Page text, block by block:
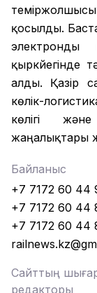
қосылды.
қыркүйегінде
алды. Қазір
көлік-
көлігі
жаңалықтары
Байланыс
+7 7172 60 44
+7 7172 60 44
+7 7172 60 44
Сайттың
редакторы